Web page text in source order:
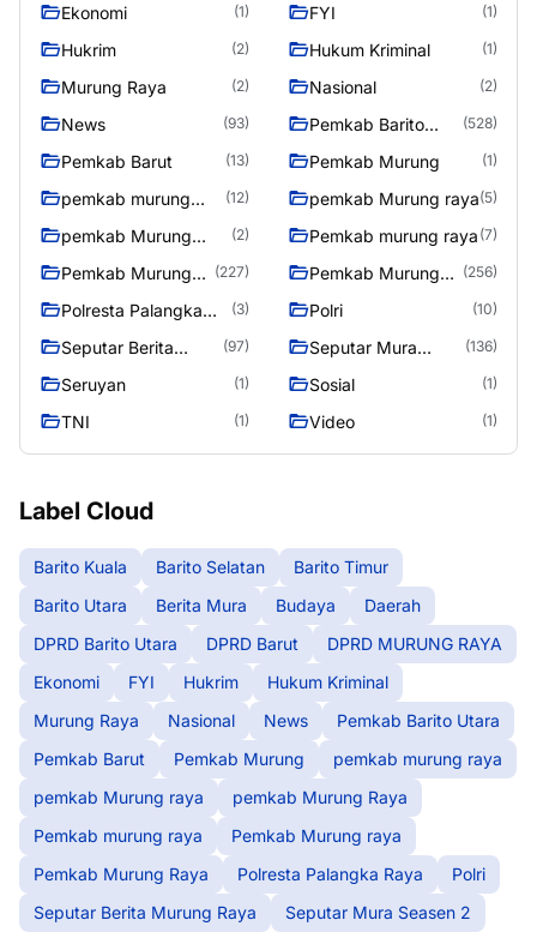
Ekonomi (1) FYI (1)
Hukrim (2) Hukum Kriminal (1)
Murung Raya (2) Nasional (2)
News (93)
Pemkab Barito
(528)
Pemkab Barut (13) Pemkab Murung (1)
pemkab murung
(12) pemkab Murung raya(5)
pemkab Murung
(2) Pemkab murung raya (7)
Pemkab Murung
(227)
Pemkab Murung
(256)
Polresta Palangka
(3) Polri (10)
Seputar Berita
(97)
Seputar Mura
(136)
Seruyan (1) Sosial (1)
TNI (1) Video (1)
Label Cloud
Barito Kuala Barito Selatan
Barito Timur
Barito Utara
Berita Mura Budaya
Daerah
DPRD Barito Utara
DPRD Barut
DPRD MURUNG RAYA
Ekonomi
FYI Hukrim
Hukum Kriminal
Murung Raya
Nasional News
Pemkab Barito Utara
Pemkab Barut
Pemkab Murung
pemkab murung raya
pemkab Murung raya
pemkab Murung Raya
Pemkab murung raya
Pemkab Murung raya
Pemkab Murung Raya
Polresta Palangka Raya
Polri
Seputar Berita Murung Raya
Seputar Mura Seasen 2